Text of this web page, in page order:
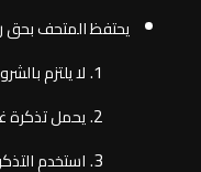
يحتفظ المتحف بحق
لا يلتزم
يحمل تذكرة
استخدم